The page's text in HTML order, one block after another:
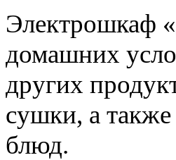
Электрошкаф
домашних
других
сушки, а
блюд.